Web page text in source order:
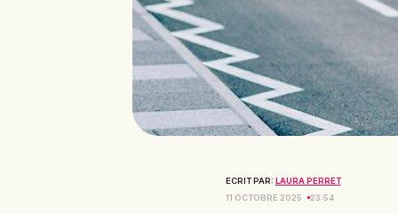
ECRIT PAR: LAURA PERRET
11 OCTOBRE 2025
23:54